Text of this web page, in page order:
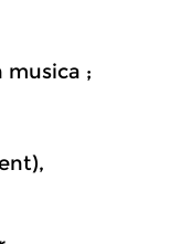
musica ;